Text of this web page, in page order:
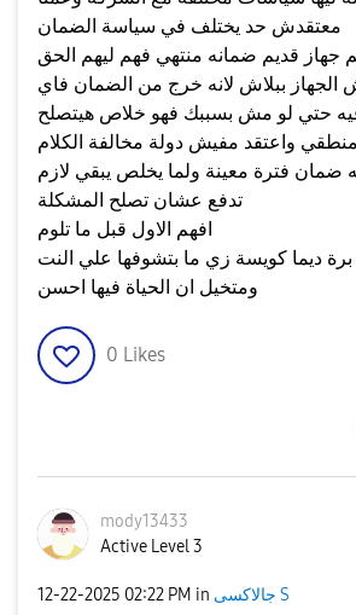
معتقدش حد يختلف في سياسة الضمان
جهاز قديم ضمانه منتهي فهم ليهم الحق
الجهاز ببلاش لانه خرج من الضمان فاي
حتي لو مش بسببك فهو خلاص هيتصلح
واعتقد مفيش دولة مخالفة الكلام
ضمان فترة معينة ولما يخلص يبقي لازم
تدفع عشان تصلح المشكلة
افهم الاول قبل ما تلوم
ديما كويسة زي ما بتشوفها علي النت
ومتخيل ان الحياة فيها احسن
0 Likes
mody13433
Active Level 3
‎12-22-2025 02:22 PM in جالاكسى S